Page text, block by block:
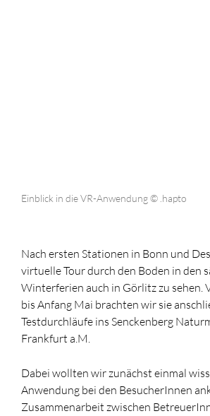
Einblick in die VR-Anwendung © .hapto
Nach ersten Stationen in Bonn und
virtuelle Tour durch den Boden in den
Winterferien auch in Görlitz zu sehen.
bis Anfang Mai brachten wir sie
Testdurchläufe ins Senckenberg
Frankfurt a.M.
Dabei wollten wir zunächst einmal
Anwendung bei den BesucherInnen
Zusammenarbeit zwischen